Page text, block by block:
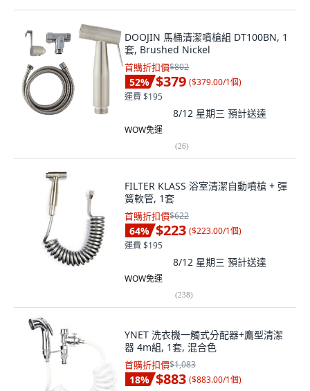
DOOJIN 馬桶清潔噴槍組 DT100BN, 1
套, Brushed Nickel
首購折扣價$802
52% $379 ($379.00/1個)
運費 $195
8/12 星期三 預計送達
WOW免運
(26)
FILTER KLASS 浴室清潔自動噴槍 + 彈
簧軟管, 1套
首購折扣價$622
64% $223 ($223.00/1個)
運費 $195
8/12 星期三 預計送達
WOW免運
(238)
YNET 洗衣機一觸式分配器+鷹型清潔
器 4m組, 1套, 混合色
首購折扣價$1,083
18% $883 ($883.00/1個)